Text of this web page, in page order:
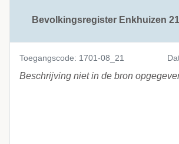
Bevolkingsregister Enkhuizen
Toegangscode: 1701-08_21
Beschrijving niet in de bron